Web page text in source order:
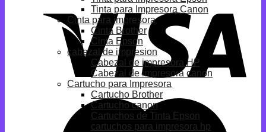
Tinta para Impresora Canon
Cinta para impresora
Cinta Brother
Cinta Epson
cabezal de impresion
Cabezal de impresora HP
Cabezal de impresora canon
Cartucho para Impresora
Cartucho Brother
Cartucho canon
Cartuchos de Tinta Epson
cartuchos para impresora hp